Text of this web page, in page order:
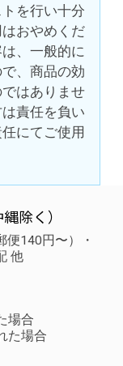
を行い十分
おやめくだ
、一般的に
、商品の効
はありませ
責任を負い
にてご使用
除く）
140円〜）・
他
場合
た場合